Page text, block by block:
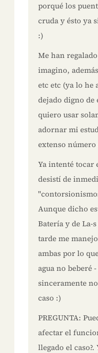
porqué los
cruda y ésto ya
:)
Me han
imagino,
etc etc (ya lo he
dejado digno de
quiero usar
adornar mi
extenso
Ya intenté tocar
desistí de
Aunque dicho
Batería y de La-
tarde me
ambas por lo
agua no beberé
sinceramente
caso :)
PREGUNTA:
afectar el
llegado el